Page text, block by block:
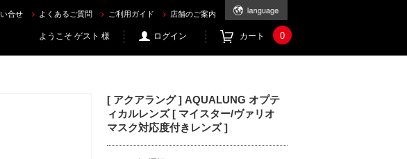
マスク対応度付きレンズ ] を買うならec.mic21.com
合せ よくあるご質問 ご利用ガイド 店舗のご案内
ようこそ ゲスト 様 ログイン カート 0
[ アクアラング ] AQUALUNG オプテ
ィカルレンズ [ マイスター/ヴァリオ
マスク対応度付きレンズ ]